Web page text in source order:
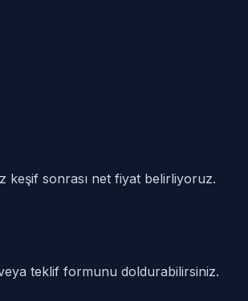
keşif sonrası net fiyat belirliyoruz.
teklif formunu doldurabilirsiniz.